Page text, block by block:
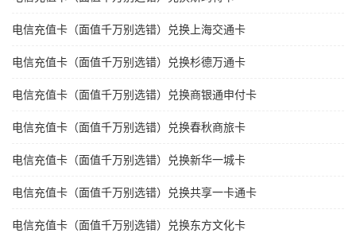
电信充值卡（面值千万别选错）兑换上海交通卡
电信充值卡（面值千万别选错）兑换杉德万通卡
电信充值卡（面值千万别选错）兑换商银通申付卡
电信充值卡（面值千万别选错）兑换春秋商旅卡
电信充值卡（面值千万别选错）兑换新华一城卡
电信充值卡（面值千万别选错）兑换共享一卡通卡
电信充值卡（面值千万别选错）兑换东方文化卡